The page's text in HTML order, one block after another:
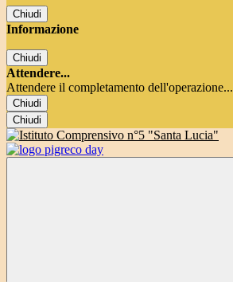
Chiudi
Informazione
Chiudi
Attendere...
Attendere il completamento dell'operazione...
Chiudi
Chiudi